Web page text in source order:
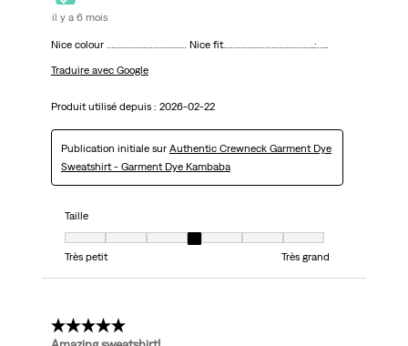
il y a 6 mois
Nice colour …………………………… Nice fit………………………………..:…..
Traduire avec Google
Produit utilisé depuis : 2026-02-22
Publication initiale sur Authentic Crewneck Garment Dye
Sweatshirt - Garment Dye Kambaba
Taille
Taille, 4 sur 7, où 1 est égal à Très petit et 7 est égal à Très grand
Très petit
Très grand
5 étoile(s) sur 5.